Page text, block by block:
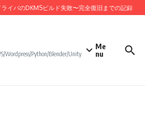
イバのDKMSビルド失敗〜完全復旧までの記録
Wordpress/Python/Blender/Unity
Me
nu